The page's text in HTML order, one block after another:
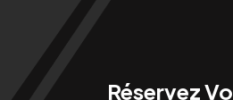
Réservez